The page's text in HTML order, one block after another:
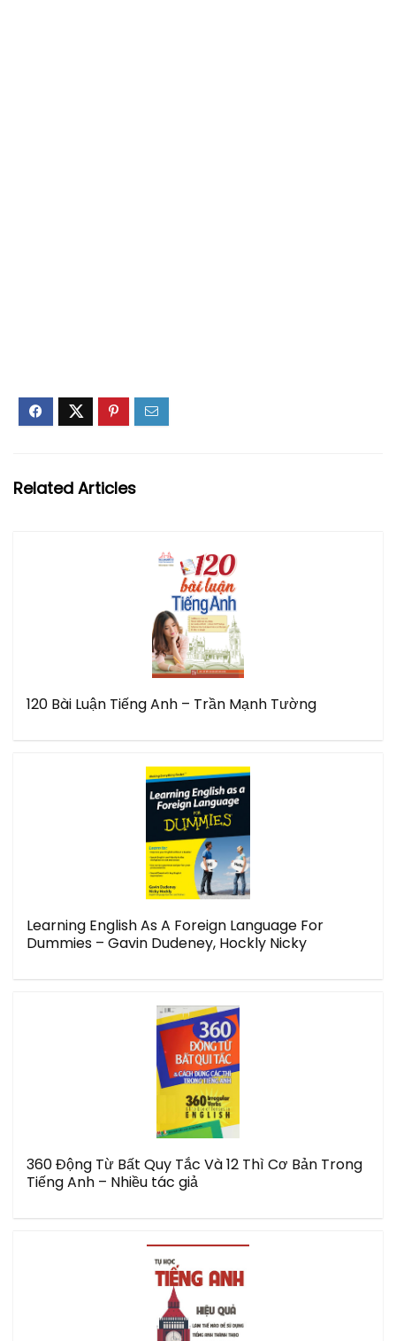
Related Articles
120 Bài Luận Tiếng Anh – Trần Mạnh Tường
Learning English As A Foreign Language For
Dummies – Gavin Dudeney, Hockly Nicky
360 Động Từ Bất Quy Tắc Và 12 Thì Cơ Bản Trong
Tiếng Anh – Nhiều tác giả